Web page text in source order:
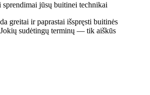
sprendimai jūsų buitinei technikai
greitai ir paprastai išspręsti buitinės
sudėtingų terminų — tik aiškūs